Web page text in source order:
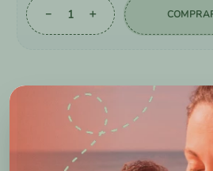
＋
－